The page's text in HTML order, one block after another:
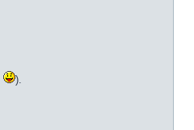
).